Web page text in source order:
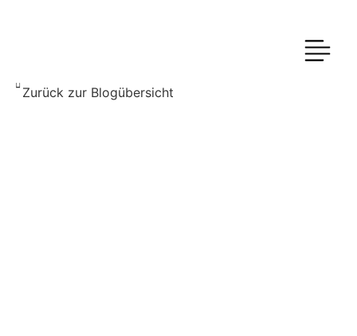
Zurück zur Blogübersicht